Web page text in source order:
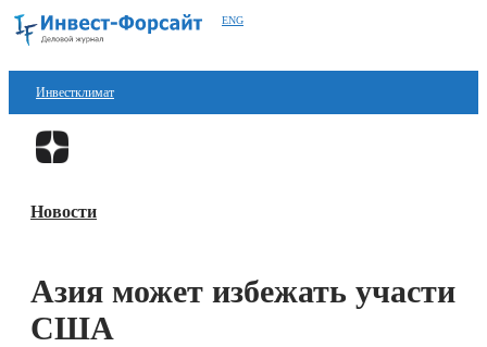
ENG
Инвестклимат
Финансы
Блокчейн
Новости
Азия может избежать участи
США